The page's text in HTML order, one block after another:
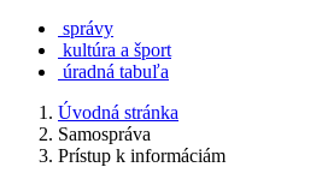
správy
kultúra a šport
úradná tabuľa
Úvodná stránka
Samospráva
Prístup k informáciám